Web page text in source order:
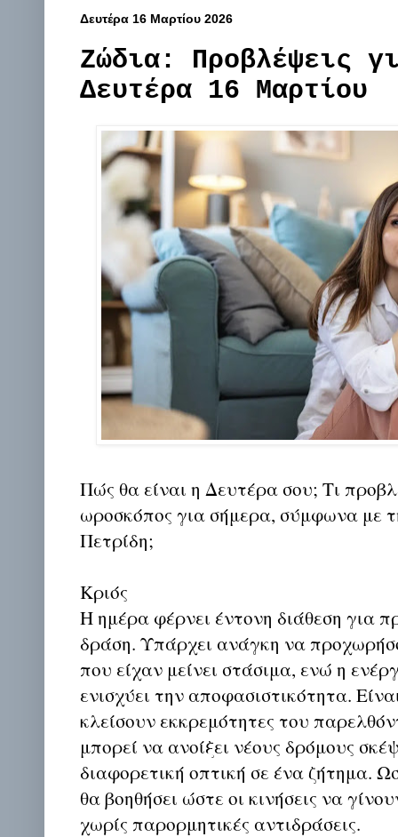
Δευτέρα 16 Μαρτίου 2026
Ζώδια: Προβλέψεις
Δευτέρα 16 Μαρτίου
Πώς θα είναι η Δευτέρα σου; Τι
ωροσκόπος για σήμερα, σύμφωνα με
Πετρίδη;
Κριός
Η ημέρα φέρνει έντονη διάθεση για
δράση. Υπάρχει ανάγκη να
που είχαν μείνει στάσιμα, ενώ η
ενισχύει την αποφασιστικότητα.
κλείσουν εκκρεμότητες του
μπορεί να ανοίξει νέους δρόμους
διαφορετική οπτική σε ένα ζήτημα.
θα βοηθήσει ώστε οι κινήσεις να
χωρίς παρορμητικές αντιδράσεις.